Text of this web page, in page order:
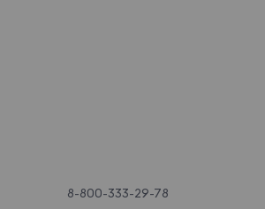
8-800-333-29-78